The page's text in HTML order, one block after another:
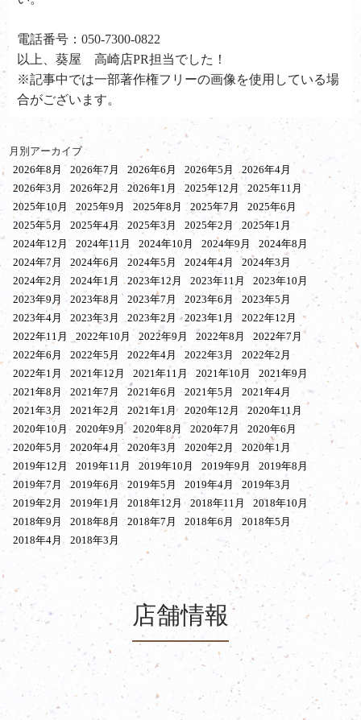
電話番号：050-7300-0822
以上、葵屋 高崎店PR担当でした！
※記事中では一部著作権フリーの画像を使用している場
合がございます。
月別アーカイブ
2026年8月
2026年7月 2026年6月 2026年5月
2026年4月
2026年3月
2026年2月 2026年1月 2025年12月
2025年11月
2025年10月
2025年9月 2025年8月 2025年7月
2025年6月
2025年5月
2025年4月 2025年3月 2025年2月
2025年1月
2024年12月
2024年11月 2024年10月 2024年9月
2024年8月
2024年7月
2024年6月 2024年5月 2024年4月
2024年3月
2024年2月
2024年1月 2023年12月 2023年11月
2023年10月
2023年9月
2023年8月 2023年7月 2023年6月
2023年5月
2023年4月
2023年3月 2023年2月 2023年1月
2022年12月
2022年11月
2022年10月 2022年9月 2022年8月
2022年7月
2022年6月
2022年5月 2022年4月 2022年3月
2022年2月
2022年1月
2021年12月 2021年11月 2021年10月
2021年9月
2021年8月
2021年7月 2021年6月 2021年5月
2021年4月
2021年3月
2021年2月 2021年1月 2020年12月
2020年11月
2020年10月
2020年9月 2020年8月 2020年7月
2020年6月
2020年5月
2020年4月 2020年3月 2020年2月
2020年1月
2019年12月
2019年11月 2019年10月 2019年9月
2019年8月
2019年7月
2019年6月 2019年5月 2019年4月
2019年3月
2019年2月
2019年1月 2018年12月 2018年11月
2018年10月
2018年9月
2018年8月 2018年7月 2018年6月
2018年5月
2018年4月
2018年3月
店舗情報